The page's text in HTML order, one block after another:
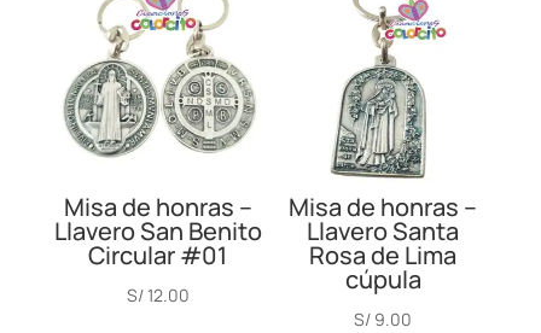
Misa de honras –
Llavero San Benito
Circular #01
S/12.00
Misa de honras –
Llavero Santa
Rosa de Lima
cúpula
S/ 9.00